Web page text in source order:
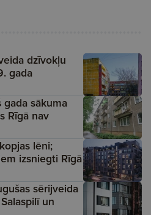
dzīvokļu
gada
gada sākuma
Rīgā nav
lēni;
izsniegti Rīgā
sērijveida
un